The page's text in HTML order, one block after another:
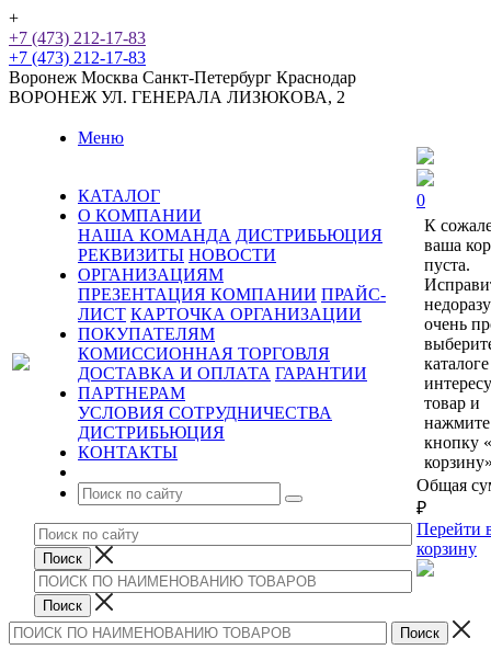
+
+7 (473) 212-17-83
+7 (473) 212-17-83
Воронеж Москва Санкт-Петербург Краснодар
ВОРОНЕЖ УЛ. ГЕНЕРАЛА ЛИЗЮКОВА, 2
Меню
КАТАЛОГ
О КОМПАНИИ
НАША КОМАНДА ДИСТРИБЬЮЦИЯ
РЕКВИЗИТЫ НОВОСТИ
ОРГАНИЗАЦИЯМ
ПРЕЗЕНТАЦИЯ КОМПАНИИ ПРАЙС-
ЛИСТ КАРТОЧКА ОРГАНИЗАЦИИ
ПОКУПАТЕЛЯМ
КОМИССИОННАЯ ТОРГОВЛЯ
ДОСТАВКА И ОПЛАТА ГАРАНТИИ
ПАРТНЕРАМ
УСЛОВИЯ СОТРУДНИЧЕСТВА
ДИСТРИБЬЮЦИЯ
КОНТАКТЫ
0
К
ваша
пуста.
очень
каталоге
товар и
нажмите
кнопку
Общая
₽
Перейти
корзину